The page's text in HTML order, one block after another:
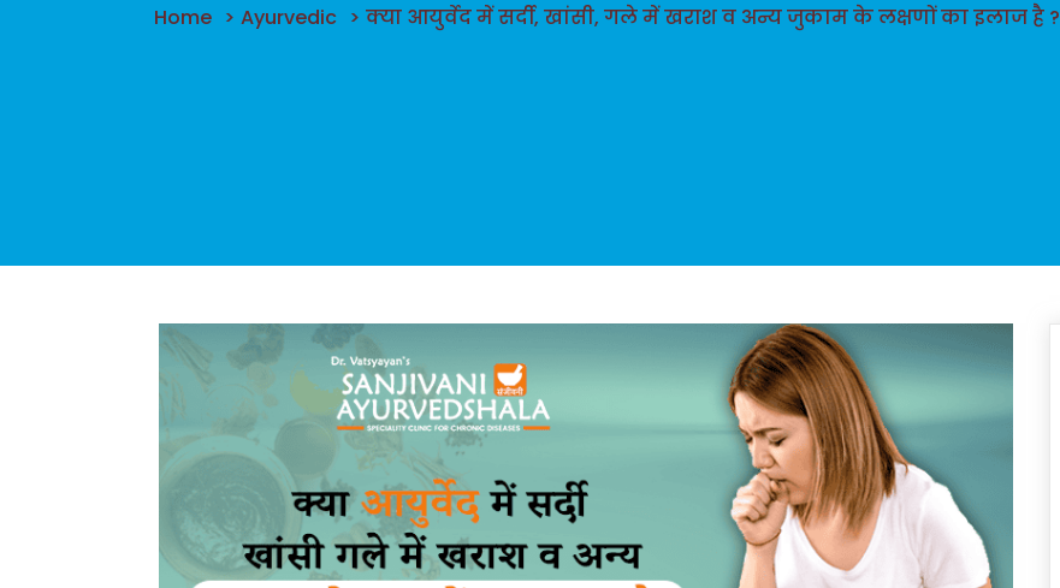
Home > Ayurvedic > क्या आयुर्वेद में सर्दी, खांसी, गले में खराश व अन्य जुकाम के लक्षणों का इलाज है ?